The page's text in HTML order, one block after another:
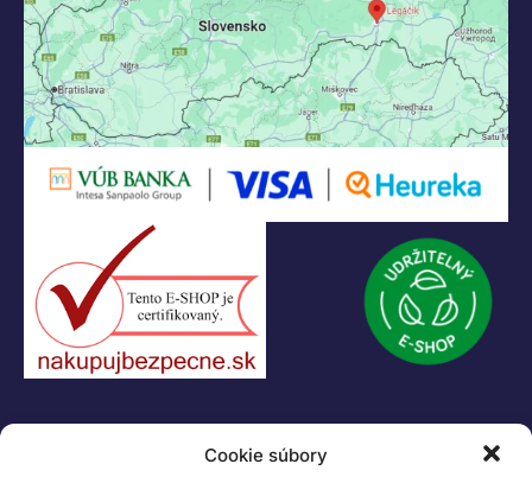
Cookie súbory
+421 907 919 608
legacik@legacik.sk
Legáčik s.r.o
Hrnčiarska 2/A
04001 Košice
Slovenská Republika
IČO: 47556927
Logo LEGO, minifigures, DUPLO, LEGENDS OF CHIMA, NINJAGO, BIONICLE,
MINDSTORMS a MIXELS sú ochranné známky LEGO Group. ©2026 The
LEGO Group. Všetky práva vyhradené